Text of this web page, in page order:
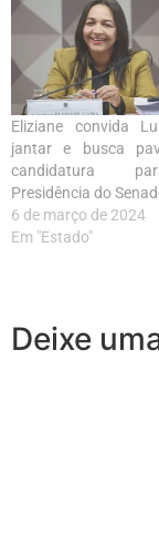
Eliziane convida
jantar e busca
candidatura
Presidência do
6 de março de 2024
Em "Estado"
Deixe